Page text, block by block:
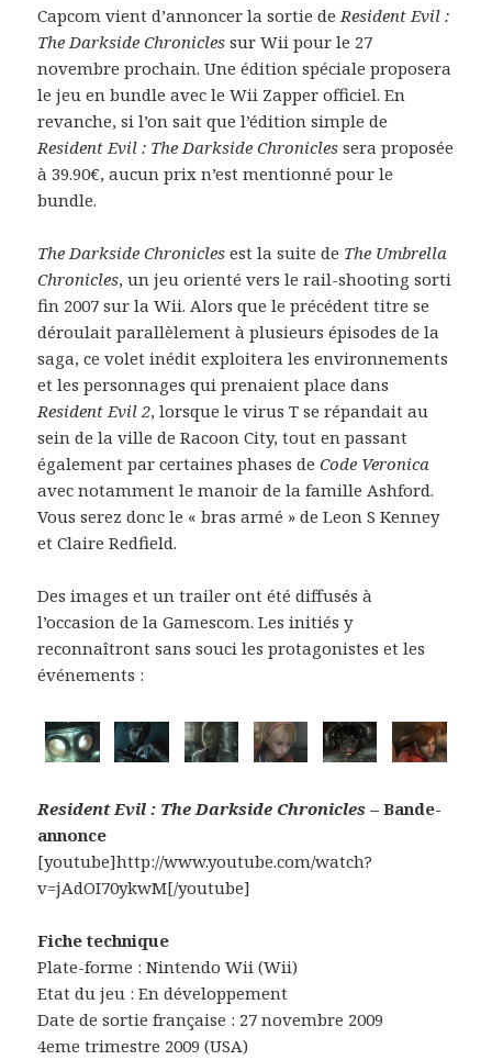
Capcom vient d’annoncer la sortie de Resident Evil :
The Darkside Chronicles sur Wii pour le 27
novembre prochain. Une édition spéciale proposera
le jeu en bundle avec le Wii Zapper officiel. En
revanche, si l’on sait que l’édition simple de
Resident Evil : The Darkside Chronicles sera proposée
à 39.90€, aucun prix n’est mentionné pour le
bundle.
The Darkside Chronicles est la suite de The Umbrella
Chronicles, un jeu orienté vers le rail-shooting sorti
fin 2007 sur la Wii. Alors que le précédent titre se
déroulait parallèlement à plusieurs épisodes de la
saga, ce volet inédit exploitera les environnements
et les personnages qui prenaient place dans
Resident Evil 2, lorsque le virus T se répandait au
sein de la ville de Racoon City, tout en passant
également par certaines phases deCode Veronica
avec notamment le manoir de la famille Ashford.
Vous serez donc le « bras armé » de Leon S Kenney
et Claire Redfield.
Des images et un trailer ont été diffusés à
l’occasion de la Gamescom. Les initiés y
reconnaîtront sans souci les protagonistes et les
événements :
Resident Evil : The Darkside Chronicles – Bande-
annonce
[youtube]http://www.youtube.com/watch?
v=jAdOI70ykwM[/youtube]
Fiche technique
Plate-forme : Nintendo Wii (Wii)
Etat du jeu : En développement
Date de sortie française : 27 novembre 2009
4eme trimestre 2009 (USA)